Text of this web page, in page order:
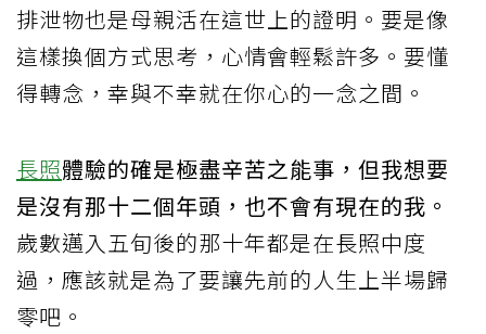
排泄物也是母親活在這世上的證明。要是像
這樣換個方式思考，心情會輕鬆許多。要懂
得轉念，幸與不幸就在你心的一念之間。
長照體驗的確是極盡辛苦之能事，但我想要
是沒有那十二個年頭，也不會有現在的我。
歲數邁入五旬後的那十年都是在長照中度
過，應該就是為了要讓先前的人生上半場歸
零吧。